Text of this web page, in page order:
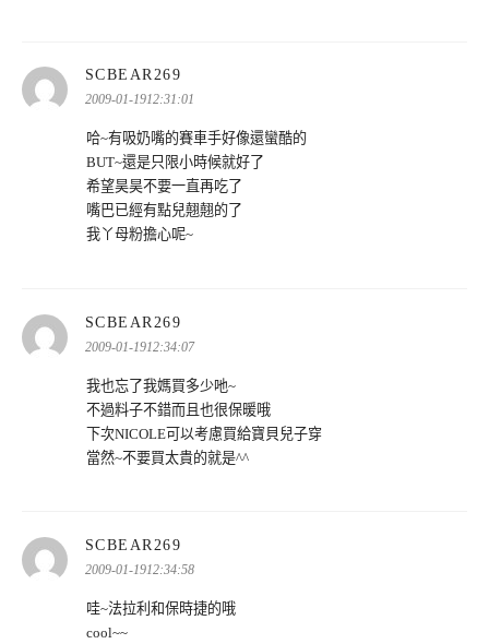
SCBEAR269
示:
2009-01-1912:31:01
哈~有吸奶嘴的賽車手好像還蠻酷的
BUT~還是只限小時候就好了
希望昊昊不要一直再吃了
嘴巴已經有點兒翹翹的了
我丫母粉擔心呢~
SCBEAR269
示:
2009-01-1912:34:07
我也忘了我媽買多少吔~
不過料子不錯而且也很保暖哦
下次NICOLE可以考慮買給寶貝兒子穿
當然~不要買太貴的就是^^
SCBEAR269
示:
2009-01-1912:34:58
哇~法拉利和保時捷的哦
cool~~